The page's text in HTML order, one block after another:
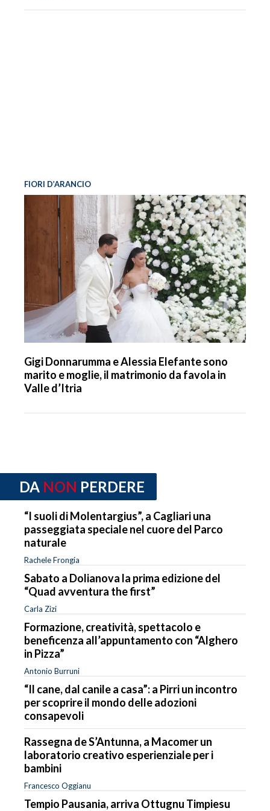
FIORI D’ARANCIO
Gigi Donnarumma e Alessia Elefante sono
marito e moglie, il matrimonio da favola in
Valle d’Itria
DA NON PERDERE
“I suoli di Molentargius”, a Cagliari una
passeggiata speciale nel cuore del Parco
naturale
Rachele Frongia
Sabato a Dolianova la prima edizione del
“Quad avventura the first”
Carla Zizi
Formazione, creatività, spettacolo e
beneficenza all’appuntamento con “Alghero
in Pizza”
Antonio Burruni
“Il cane, dal canile a casa”: a Pirri un incontro
per scoprire il mondo delle adozioni
consapevoli
Rassegna de S’Antunna, a Macomer un
laboratorio creativo esperienziale per i
bambini
Francesco Oggianu
Tempio Pausania, arriva Ottugnu Timpiesu